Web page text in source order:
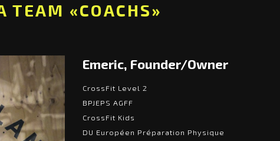
TEAM «COACHS»
Emeric, Founder/Owner
CrossFit Level 2
BPJEPS AGFF
CrossFit Kids
DU Européen Préparation Physique